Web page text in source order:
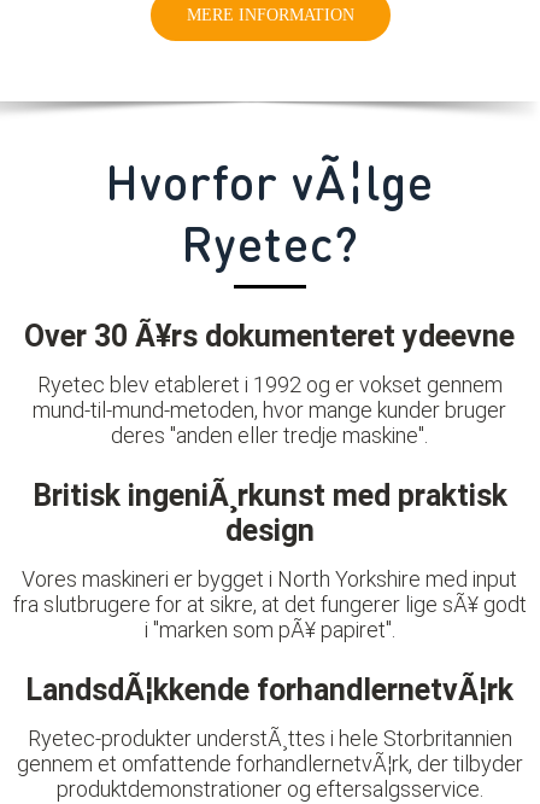
MERE INFORMATION
Hvorfor vÃ¦lge
Ryetec?
Over 30 Ã¥rs dokumenteret ydeevne
Ryetec blev etableret i 1992 og er vokset gennem
mund-til-mund-metoden, hvor mange kunder bruger
deres "anden eller tredje maskine".
Britisk ingeniÃ¸rkunst med praktisk
design
Vores maskineri er bygget i North Yorkshire med input
fra slutbrugere for at sikre, at det fungerer lige sÃ¥ godt
i "marken som pÃ¥ papiret".
LandsdÃ¦kkende forhandlernetvÃ¦rk
Ryetec-produkter understÃ¸ttes i hele Storbritannien
gennem et omfattende forhandlernetvÃ¦rk, der tilbyder
produktdemonstrationer og eftersalgsservice.